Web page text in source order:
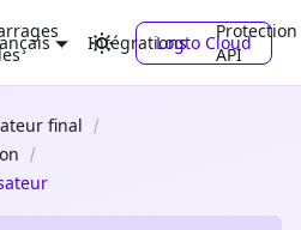
Intégrations
Protection
API
Logto Cloud
final